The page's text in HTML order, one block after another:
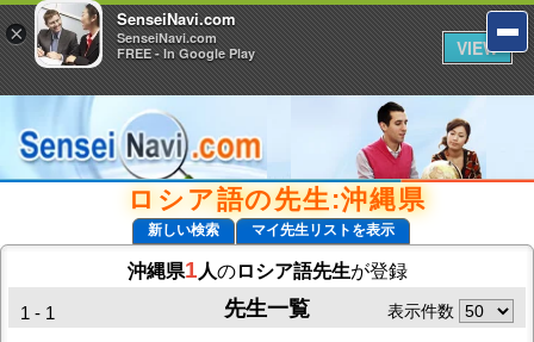
ロシア語の先生:沖縄県
新しい検索 マイ先生リストを表示
沖縄県1 人のロシア語先生が登録
先生一覧
1 - 1 表示件数
×
SenseiNavi.com
SenseiNavi.com
FREE - In Google Play
VIEW
×
SenseiNavi.com
SenseiNavi.com
FREE - In Google Play
VIEW